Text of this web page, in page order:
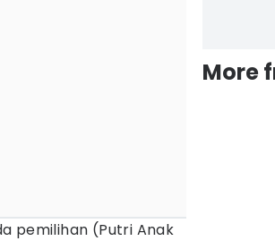
pemilihan (Putri Anak
More